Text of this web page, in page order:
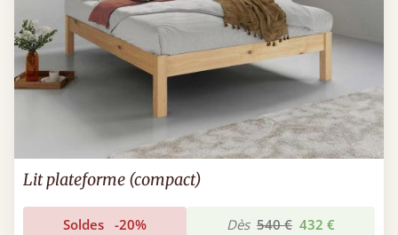
Lit plateforme (compact)
Soldes -20% Dès 540 € 432 €